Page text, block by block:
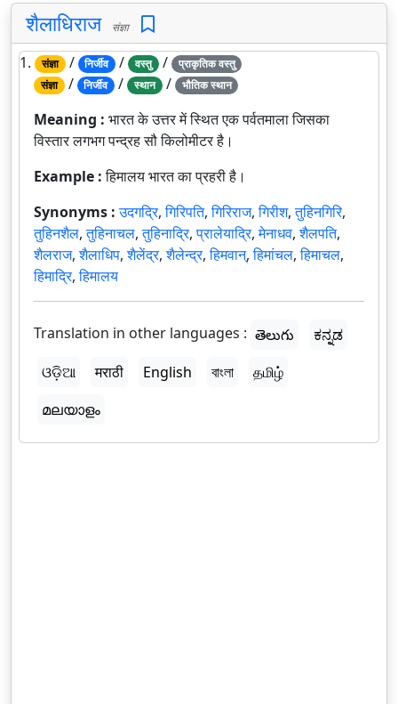
शैलाधिराज संज्ञा
1. संज्ञा / निर्जीव / वस्तु /
प्राकृतिक वस्तु
संज्ञा / निर्जीव / स्थान / भौतिक स्थान
Meaning : भारत के उत्तर में स्थित एक पर्वतमाला जिसका
विस्तार लगभग पन्द्रह सौ किलोमीटर है।
Example :हिमालय भारत का प्रहरी है।
Synonyms :उदगद्रि,गिरिपति,गिरिराज,गिरीश,तुहिनगिरि,
तुहिनशैल,तुहिनाचल,तुहिनाद्रि,प्रालेयाद्रि,मेनाधव,शैलपति,
शैलराज,शैलाधिप,शैलेंद्र,शैलेन्द्र,हिमवान्,हिमांचल,हिमाचल,
हिमाद्रि,हिमालय
Translation in other languages : తెలుగు
ಕನ್ನಡ
ଓଡ଼ିଆ
मराठी English বাংলা
தமிழ்
മലയാളം